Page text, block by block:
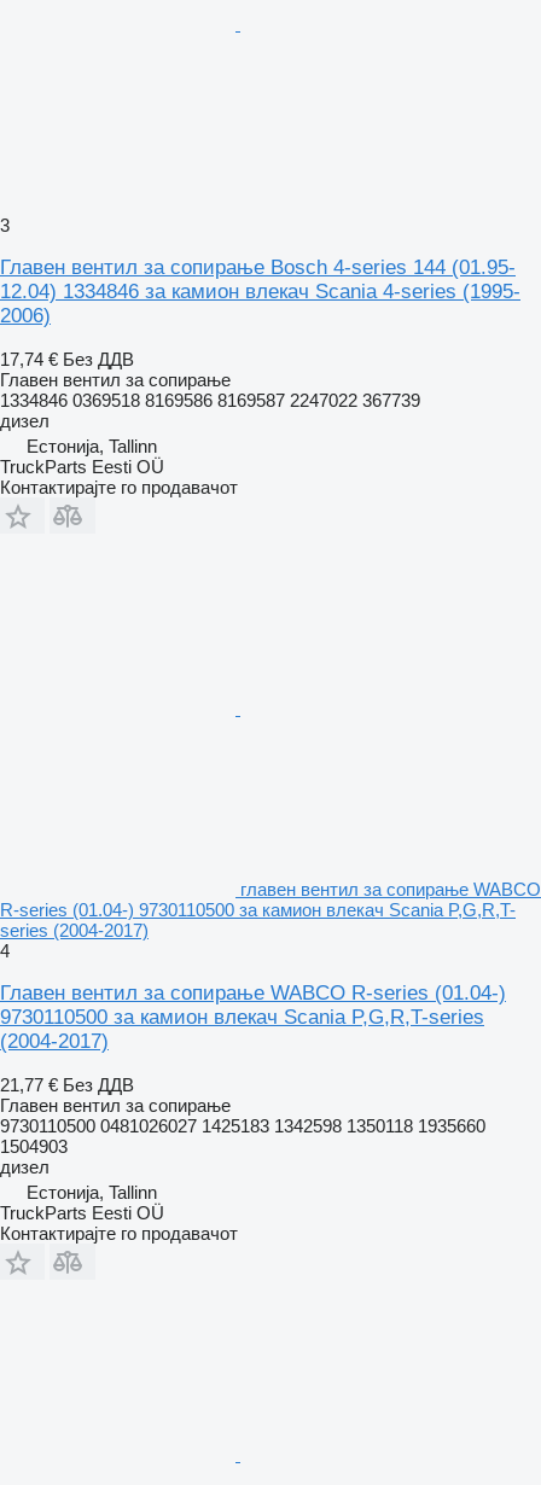
3
Главен вентил за сопирање Bosch 4-series 144 (01.95-
12.04) 1334846 за камион влекач Scania 4-series (1995-
2006)
17,74 € Без ДДВ
Главен вентил за сопирање
1334846 0369518 8169586 8169587 2247022 367739
дизел
Естонија, Tallinn
TruckParts Eesti OÜ
Контактирајте го продавачот
главен вентил за сопирање WABCO
R-series (01.04-) 9730110500 за камион влекач Scania P,G,R,T-
series (2004-2017)
4
Главен вентил за сопирање WABCO R-series (01.04-)
9730110500 за камион влекач Scania P,G,R,T-series
(2004-2017)
21,77 € Без ДДВ
Главен вентил за сопирање
9730110500 0481026027 1425183 1342598 1350118 1935660
1504903
дизел
Естонија, Tallinn
TruckParts Eesti OÜ
Контактирајте го продавачот